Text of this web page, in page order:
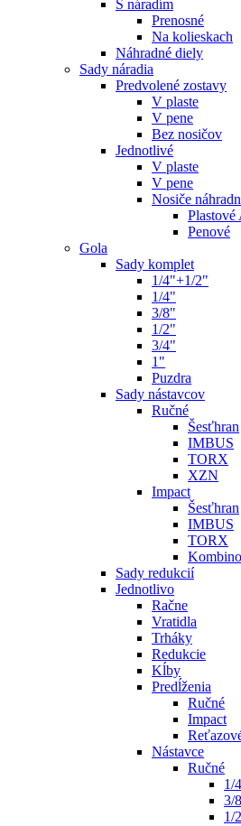
S náradím
Prenosné
Na kolieskach
Náhradné diely
Sady náradia
Predvolené zostavy
V plaste
V pene
Bez nosičov
Jednotlivé
V plaste
V pene
Nosiče
Plastové
Penové
Gola
Sady komplet
1/4"+1/2"
1/4"
3/8"
1/2"
3/4"
1"
Puzdra
Sady nástavcov
Ručné
Šesťhran
IMBUS
TORX
XZN
Impact
Šesťhran
IMBUS
TORX
Sady redukcií
Jednotlivo
Račne
Vratidla
Trháky
Redukcie
Kĺby
Predĺženia
Ručné
Impact
Nástavce
Ručné
1/
3/
1/